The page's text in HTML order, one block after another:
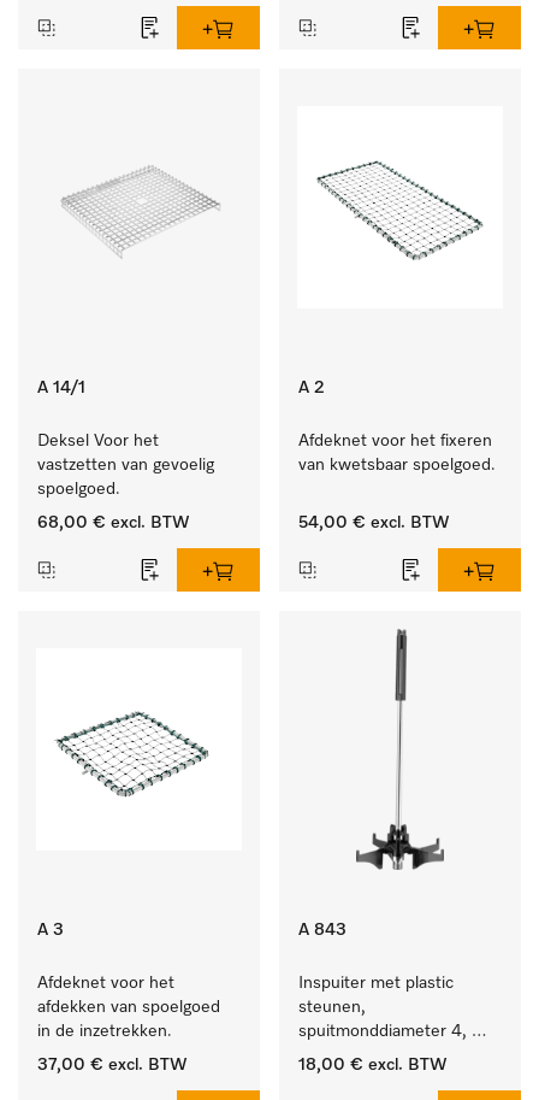
A 14/1
Deksel Voor het
vastzetten van gevoelig
spoelgoed.
68,00 € excl. BTW
A 2
Afdeknet voor het fixeren
van kwetsbaar spoelgoed.
54,00 € excl. BTW
A 3
Afdeknet voor het
afdekken van spoelgoed
in de inzetrekken.
37,00 € excl. BTW
A 843
Inspuiter met plastic
steunen,
spuitmonddiameter 4,
lengte 185 mm, 1 stuk
18,00 € excl. BTW